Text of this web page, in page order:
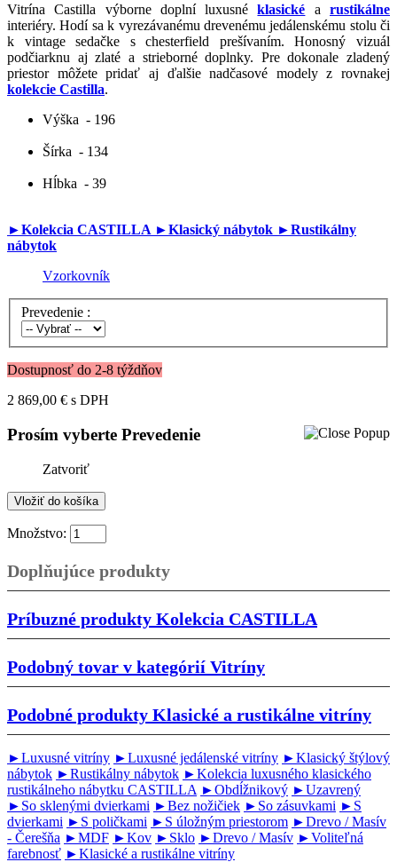
Vitrína Castilla výborne doplní luxusnéklasické arustikálne
interiéry. Hodí sa k vyrezávanému drevenému jedálenskému stolu či
k vintage sedačke s chesterfield prešívaním. Honosný vizuál
podčiarknu aj zlaté a strieborné doplnky. Pre dokonale zladený
priestor môžete pridať aj ďalšie nadčasové modely z rovnakej
kolekcie Castilla.
Výška - 196
Šírka - 134
Hĺbka - 39
►Kolekcia CASTILLA ►Klasický nábytok ►Rustikálny
nábytok
Vzorkovník
Prevedenie :
Dostupnosť do 2-8 týždňov
2 869,00 € s DPH
Prosím vyberte Prevedenie
Zatvoriť
Množstvo:
Doplňujúce produkty
Príbuzné produkty Kolekcia CASTILLA
Podobný tovar v kategórií Vitríny
Podobné produkty Klasické a rustikálne vitríny
►Luxusné vitríny ►Luxusné jedálenské vitríny ►Klasický štýlový
nábytok ►Rustikálny nábytok ►Kolekcia luxusného klasického
rustikálneho nábytku CASTILLA ►Obdĺžnikový ►Uzavrený
►So sklenými dvierkami ►Bez nožičiek ►So zásuvkami ►S
dvierkami ►S poličkami ►S úložným priestorom ►Drevo / Masív
- Čerešňa ►MDF ►Kov ►Sklo ►Drevo / Masív ►Voliteľná
farebnosť ►Klasické a rustikálne vitríny